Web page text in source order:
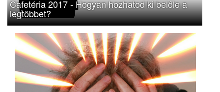
Cafetéria 2017 - Hogyan hozhatod ki belőle a
legtöbbet?